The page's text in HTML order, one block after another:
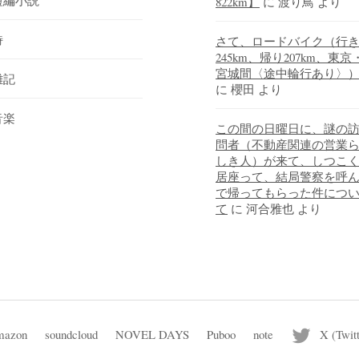
記
楽
さて、ロードバイク（行き
245km、帰り207km、東京・
宮城間〈途中輪行あり〉）
に 櫻田 より
この間の日曜日に、謎の訪
問者（不動産関連の営業ら
しき人）が来て、しつこく
居座って、結局警察を呼ん
で帰ってもらった件につい
て に 河合雅也 より
soundcloud NOVEL DAYS Puboo note X